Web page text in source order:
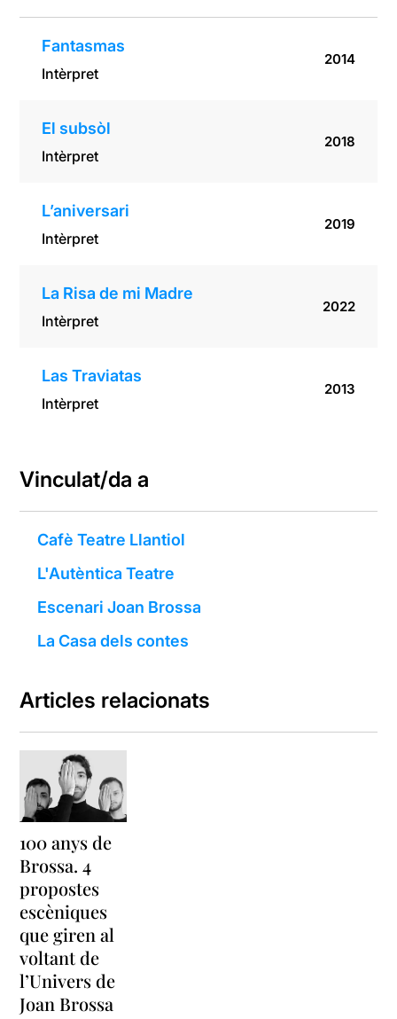
Fantasmas
Intèrpret
2014
El subsòl
Intèrpret
2018
L’aniversari
Intèrpret
2019
La Risa de mi Madre
Intèrpret
2022
Las Traviatas
Intèrpret
2013
Vinculat/da a
Cafè Teatre Llantiol
L'Autèntica Teatre
Escenari Joan Brossa
La Casa dels contes
Articles relacionats
100 anys de
Brossa. 4
propostes
escèniques
que giren al
voltant de
l’Univers de
Joan Brossa